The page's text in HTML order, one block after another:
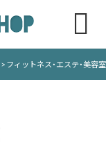

>フィットネス・エステ・美容室